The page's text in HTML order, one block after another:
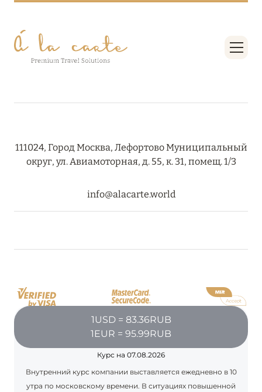
111024, Город Москва, Лефортово Муниципальный
округ, ул. Авиамоторная, д. 55, к. 31, помещ. 1/3
info@alacarte.world
1USD = 83.36RUB
1EUR = 95.99RUB
Курс на 07.08.2026
Внутренний курс компании выставляется ежедневно в 10
утра по московскому времени. В ситуациях повышенной